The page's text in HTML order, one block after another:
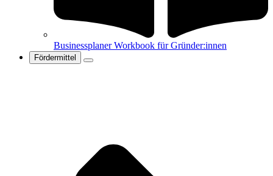
Businessplaner Workbook für Gründer:innen
Fördermittel